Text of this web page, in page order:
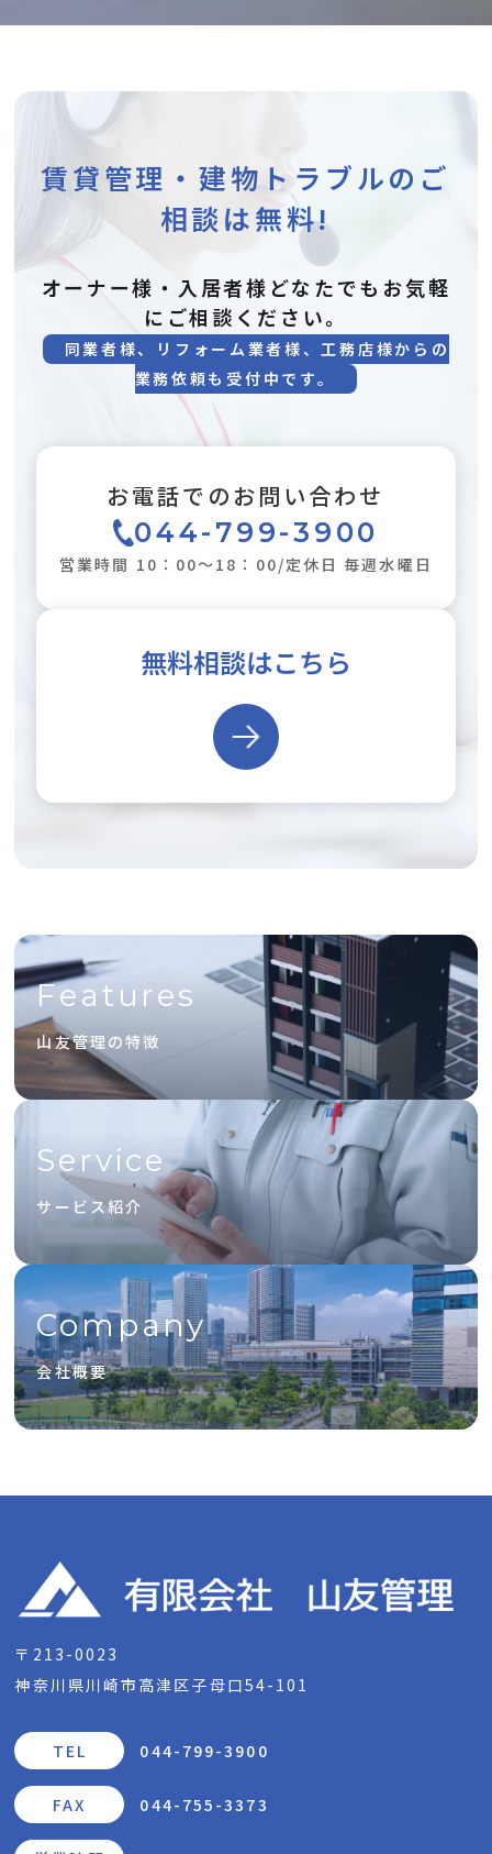
賃貸管理・建物トラブルのご
相談は無料!
オーナー様・入居者様どなたでもお気軽
にご相談ください。
同業者様、リフォーム業者様、工務店様からの
業務依頼も受付中です。
お電話でのお問い合わせ
044-799-3900
営業時間 10：00～18：00/定休日 毎週水曜日
無料相談はこちら
Features
山友管理の特徴
Service
サービス紹介
Company
会社概要
〒213-0023
神奈川県川崎市高津区子母口54-101
TEL 044-799-3900
FAX 044-755-3373